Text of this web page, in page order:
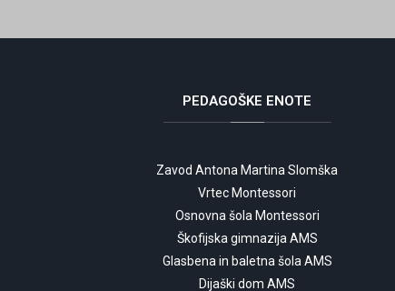
PEDAGOŠKE ENOTE
Zavod Antona Martina Slomška
Vrtec Montessori
Osnovna šola Montessori
Škofijska gimnazija AMS
Glasbena in baletna šola AMS
Dijaški dom AMS